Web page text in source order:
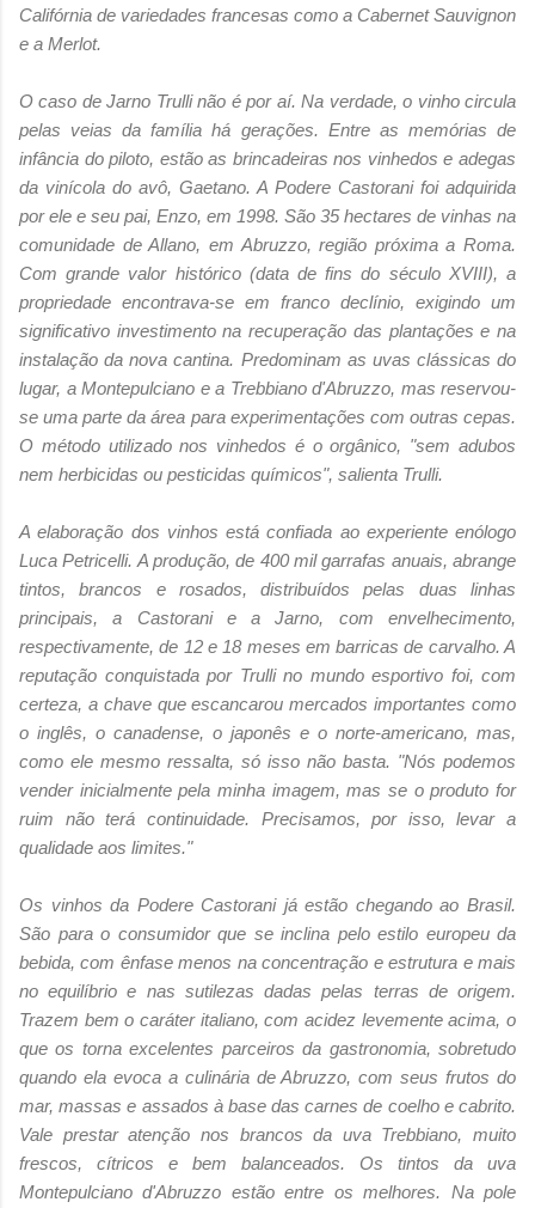
Califórnia de variedades francesas como a Cabernet Sauvignon
e a Merlot.
O caso de Jarno Trulli não é por aí. Na verdade, o vinho circula
pelas veias da família há gerações. Entre as memórias de
infância do piloto, estão as brincadeiras nos vinhedos e adegas
da vinícola do avô, Gaetano. A Podere Castorani foi adquirida
por ele e seu pai, Enzo, em 1998. São 35 hectares de vinhas na
comunidade de Allano, em Abruzzo, região próxima a Roma.
Com grande valor histórico (data de fins do século XVIII), a
propriedade encontrava-se em franco declínio, exigindo um
significativo investimento na recuperação das plantações e na
instalação da nova cantina. Predominam as uvas clássicas do
lugar, a Montepulciano e a Trebbiano d'Abruzzo, mas reservou-
se uma parte da área para experimentações com outras cepas.
O método utilizado nos vinhedos é o orgânico, "sem adubos
nem herbicidas ou pesticidas químicos", salienta Trulli.
A elaboração dos vinhos está confiada ao experiente enólogo
Luca Petricelli. A produção, de 400 mil garrafas anuais, abrange
tintos, brancos e rosados, distribuídos pelas duas linhas
principais, a Castorani e a Jarno, com envelhecimento,
respectivamente, de 12 e 18 meses em barricas de carvalho. A
reputação conquistada por Trulli no mundo esportivo foi, com
certeza, a chave que escancarou mercados importantes como
o inglês, o canadense, o japonês e o norte-americano, mas,
como ele mesmo ressalta, só isso não basta. "Nós podemos
vender inicialmente pela minha imagem, mas se o produto for
ruim não terá continuidade. Precisamos, por isso, levar a
qualidade aos limites."
Os vinhos da Podere Castorani já estão chegando ao Brasil.
São para o consumidor que se inclina pelo estilo europeu da
bebida, com ênfase menos na concentração e estrutura e mais
no equilíbrio e nas sutilezas dadas pelas terras de origem.
Trazem bem o caráter italiano, com acidez levemente acima, o
que os torna excelentes parceiros da gastronomia, sobretudo
quando ela evoca a culinária de Abruzzo, com seus frutos do
mar, massas e assados à base das carnes de coelho e cabrito.
Vale prestar atenção nos brancos da uva Trebbiano, muito
frescos, cítricos e bem balanceados. Os tintos da uva
Montepulciano d'Abruzzo estão entre os melhores. Na pole